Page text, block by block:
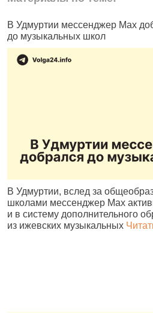
В Удмуртии мессенджер Max
до музыкальных школ
В Удмуртии, вслед за
школами мессенджер Max
и в систему дополнительного
из ижевских музыкальных